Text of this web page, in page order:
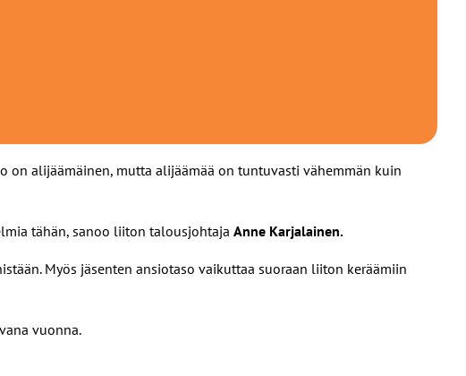
on alijäämäinen, mutta alijäämää on tuntuvasti vähemmän kuin
tähän, sanoo liiton talousjohtaja Anne Karjalainen.
Myös jäsenten ansiotaso vaikuttaa suoraan liiton keräämiin
vuonna.